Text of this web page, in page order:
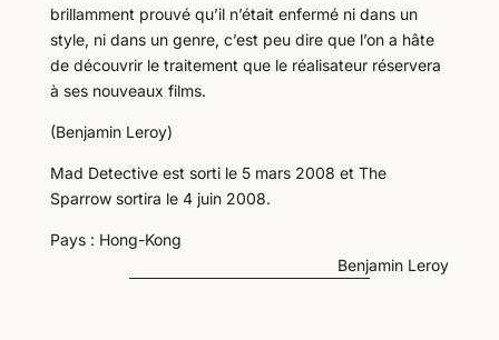
brillamment prouvé qu’il n’était enfermé ni dans un
style, ni dans un genre, c’est peu dire que l’on a hâte
de découvrir le traitement que le réalisateur réservera
à ses nouveaux films.
(Benjamin Leroy)
Mad Detective est sorti le 5 mars 2008 et The
Sparrow sortira le 4 juin 2008.
Pays : Hong-Kong
Benjamin Leroy